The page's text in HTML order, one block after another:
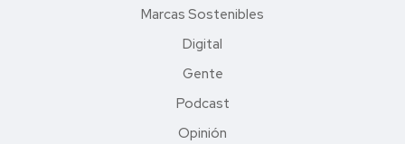
Marcas Sostenibles
Digital
Gente
Podcast
Opinión